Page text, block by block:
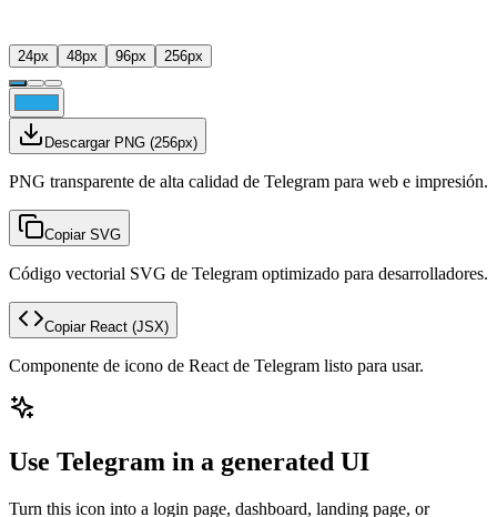
24px 48px 96px 256px
Descargar PNG (256px)
PNG transparente de alta calidad de Telegram para web e impresión.
Copiar SVG
Código vectorial SVG de Telegram optimizado para desarrolladores.
Copiar React (JSX)
Componente de icono de React de Telegram listo para usar.
Use Telegram in a generated UI
Turn this icon into a login page, dashboard, landing page, or